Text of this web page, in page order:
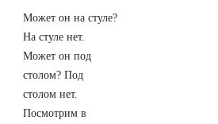
Может он на стуле?
На стуле нет.
Может он под
столом? Под
столом нет.
Посмотрим в